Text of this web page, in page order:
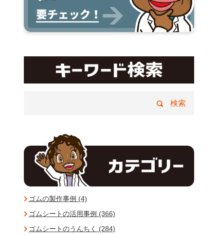
ゴムの製作事例 (4)
ゴムシートの活用事例 (366)
ゴムシートのうんちく (284)